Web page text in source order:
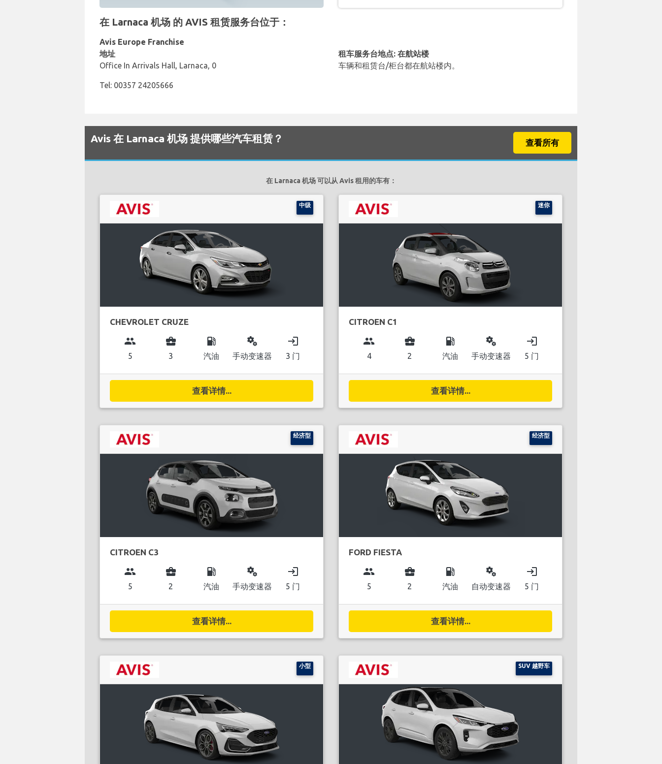
在 Larnaca 机场 的 AVIS 租赁服务台位于：
Avis Europe Franchise
地址
Office In Arrivals Hall, Larnaca, 0
Tel: 00357 24205666
租车服务台地点: 在航站楼
车辆和租赁台/柜台都在航站楼内。
Avis 在 Larnaca 机场 提供哪些汽车租赁？ 查看所有
在 Larnaca 机场 可以从 Avis 租用的车有：
中级
CHEVROLET CRUZE
group
5
business_center
3
local_gas_station
汽油
miscellaneous_services
手动变速器
login
3 门
查看详情...
迷你
CITROEN C1
group
4
business_center
2
local_gas_station
汽油
miscellaneous_services
手动变速器
login
5 门
查看详情...
经济型
CITROEN C3
group
5
business_center
2
local_gas_station
汽油
miscellaneous_services
手动变速器
login
5 门
查看详情...
经济型
FORD FIESTA
group
5
business_center
2
local_gas_station
汽油
miscellaneous_services
自动变速器
login
5 门
查看详情...
小型 SUV 越野车